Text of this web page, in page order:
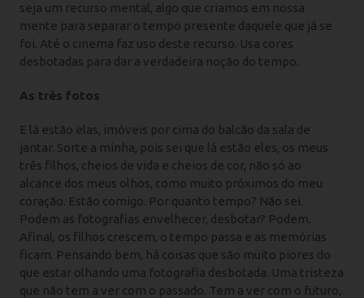
seja um recurso mental, algo que criamos em nossa
mente para separar o tempo presente daquele que já se
foi. Até o cinema faz uso deste recurso. Usa cores
desbotadas para dar a verdadeira noção do tempo.
As três fotos
E lá estão elas, imóveis por cima do balcão da sala de
jantar. Sorte a minha, pois sei que lá estão eles, os meus
três filhos, cheios de vida e cheios de cor, não só ao
alcance dos meus olhos, como muito próximos do meu
coração. Estão comigo. Por quanto tempo? Não sei.
Podem as fotografias envelhecer, desbotar? Podem.
Afinal, os filhos crescem, o tempo passa e as memórias
ficam. Pensando bem, há coisas que são muito piores do
que estar olhando uma fotografia desbotada. Uma tristeza
que não tem a ver com o passado. Tem a ver com o futuro,